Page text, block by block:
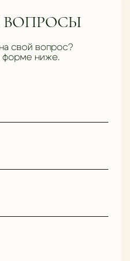
ВОПРОСЫ
свой вопрос?
форме ниже.